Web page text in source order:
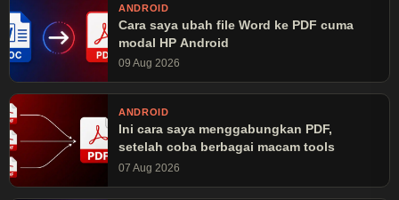
ANDROID
Cara saya ubah file Word ke PDF cuma
modal HP Android
09 Aug 2026
ANDROID
Ini cara saya menggabungkan PDF,
setelah coba berbagai macam tools
07 Aug 2026